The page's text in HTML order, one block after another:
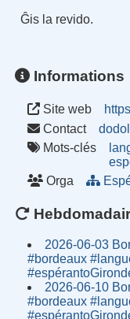
Ĝis la revido.
Informations
Site web
Contact
Mots-clés
Orga
2026-06-03
#bordeaux
2026-06-10
#bordeaux